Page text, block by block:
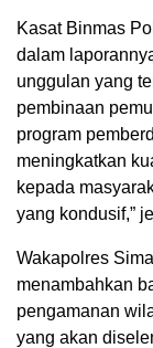
Kasat Binmas
dalam
unggulan yang
pembinaan
program
meningkatkan
kepada
yang kondusif,”
Wakapolres
menambahkan
pengamanan
yang akan